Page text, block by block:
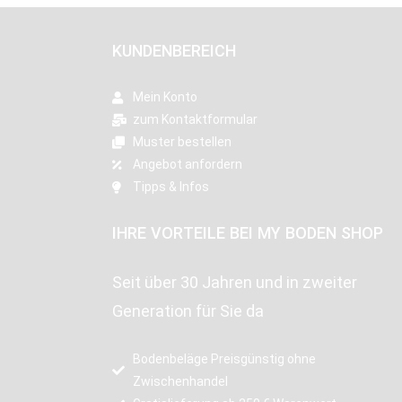
KUNDENBEREICH
Mein Konto
zum Kontaktformular
Muster bestellen
Angebot anfordern
Tipps & Infos
IHRE VORTEILE BEI MY BODEN SHOP
Seit über 30 Jahren und in zweiter
Generation für Sie da
Bodenbeläge Preisgünstig ohne
Zwischenhandel